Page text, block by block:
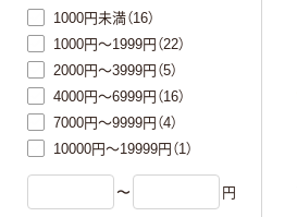
1000円未満（16）
1000円～1999円（22）
2000円～3999円（5）
4000円～6999円（16）
7000円～9999円（4）
10000円～19999円（1）
〜 円